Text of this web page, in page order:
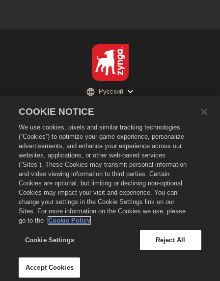
Не продавайте и не раскрывайте мою личную информацию третьим
лицам
Политика в отношении файлов cookie
Политика возврата
Поддержка магазина
Поддержка игры
Настройки файлов cookie
2026Zynga, Inc. Merge Dragons! и логотип Merge Dragons! являются
товарными знаками Zynga, Inc. Все права сохранены. Магазин Merge
Dragons! Store принадлежит Zynga, Inc. Предложения действительны
только для игры Merge Dragons!. Наличие предложений и цены зависят
Русский
COOKIE NOTICE
We use cookies, pixels and similar tracking technologies
(“Cookies”) to optimize your game experience, personalize
advertisements, and enhance your experience across our
websites, applications, or other web-based services
(“Sites”). These Cookies may transmit personal information
and video viewing information to third parties. Certain
Cookies are optional, but limiting or declining non-optional
Cookies may impact your visit and experience. You can
change your settings in the Cookie Settings link on our
Sites. For more information on the Cookies we use, please
go to the
Cookie Policy
Cookie Settings Reject All
Accept Cookies